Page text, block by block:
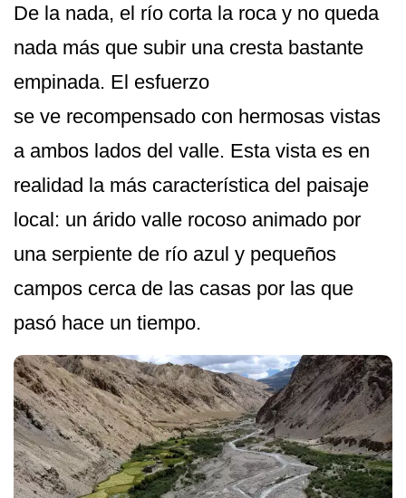
De la nada, el río corta la roca y no queda
nada más que subir una cresta bastante
empinada. El esfuerzo
se ve recompensado con hermosas vistas
a ambos lados del valle. Esta vista es en
realidad la más característica del paisaje
local: un árido valle rocoso animado por
una serpiente de río azul y pequeños
campos cerca de las casas por las que
pasó hace un tiempo.